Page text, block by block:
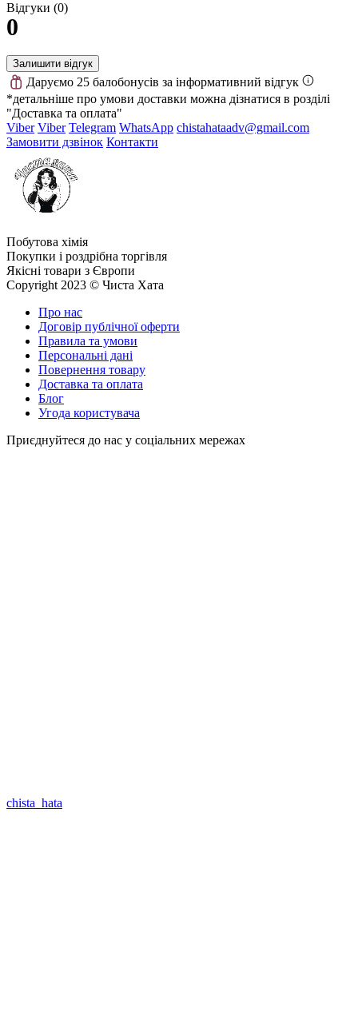
Відгуки (0)
0
Залишити відгук
Даруємо 25 балобонусів за інформативний відгук
*детальніше про умови доставки можна дізнатися в розділі
"Доставка та оплата"
Viber Viber Telegram WhatsApp chistahataadv@gmail.com
Замовити дзвінок Контакти
Побутова хімія
Покупки і роздрібна торгівля
Якісні товари з Європи
Copyright 2023 © Чиста Хата
Про нас
Договір публічної оферти
Правила та умови
Персональні дані
Повернення товару
Доставка та оплата
Блог
Угода користувача
Приєднуйтеся до нас у соціальних мережах
chista_hata